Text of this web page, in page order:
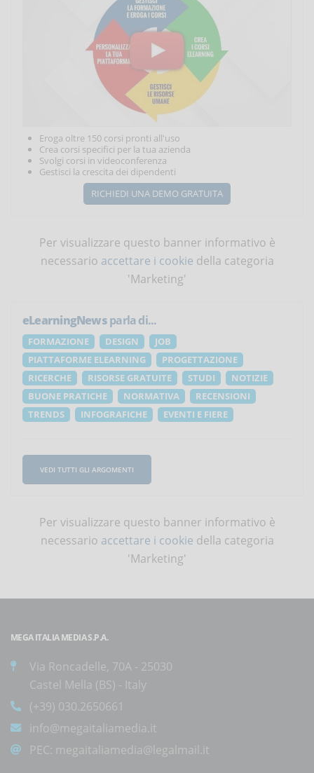
Eroga oltre 150 corsi pronti all'uso
Crea corsi specifici per la tua azienda
Svolgi corsi in videoconferenza
Gestisci la crescita dei dipendenti
RICHIEDI UNA DEMO GRATUITA
Per visualizzare questo banner informativo è
necessario accettare i cookie della categoria
'Marketing'
eLearningNewsparla di...
FORMAZIONE DESIGN
JOB
PIATTAFORME ELEARNING
PROGETTAZIONE
RICERCHE
RISORSE GRATUITE STUDI
NOTIZIE
BUONE PRATICHE
NORMATIVA
RECENSIONI
TRENDS
INFOGRAFICHE EVENTI E FIERE
VEDI TUTTI GLI ARGOMENTI
Per visualizzare questo banner informativo è
necessario accettare i cookie della categoria
'Marketing'
MEGA ITALIA MEDIA S.P.A.
Via Roncadelle, 70A - 25030
Castel Mella (BS) - Italy
(+39) 030.2650661
info@megaitaliamedia.it
PEC: megaitaliamedia@legalmail.it